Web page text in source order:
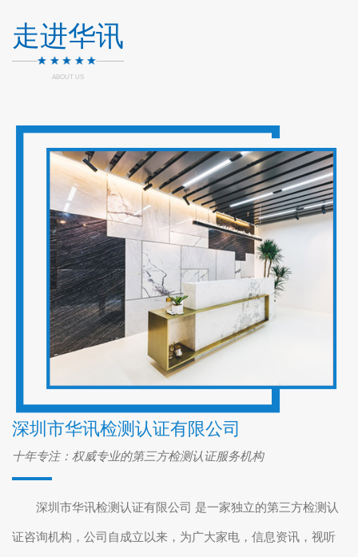
走进华讯
ABOUT US
深圳市华讯检测认证有限公司
十年专注：权威专业的第三方检测认证服务机构
深圳市华讯检测认证有限公司 是一家独立的第三方检测认
证咨询机构，公司自成立以来，为广大家电，信息资讯，视听